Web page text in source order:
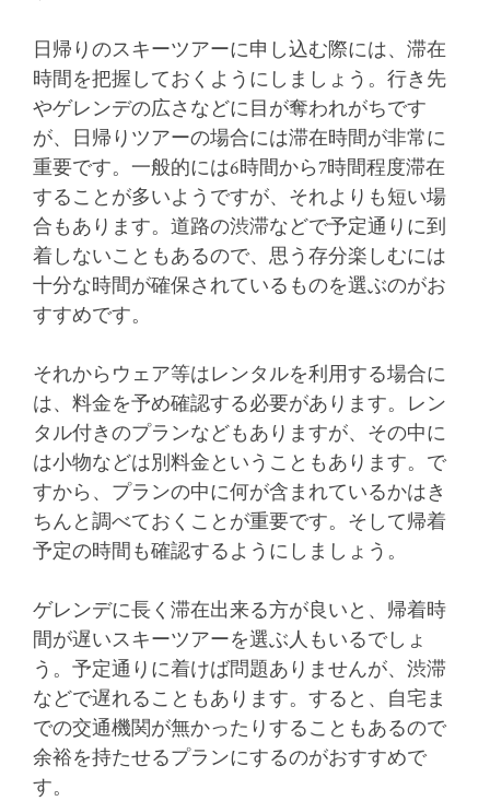
日帰りのスキーツアーに申し込む際には、滞在
時間を把握しておくようにしましょう。行き先
やゲレンデの広さなどに目が奪われがちです
が、日帰りツアーの場合には滞在時間が非常に
重要です。一般的には6時間から7時間程度滞在
することが多いようですが、それよりも短い場
合もあります。道路の渋滞などで予定通りに到
着しないこともあるので、思う存分楽しむには
十分な時間が確保されているものを選ぶのがお
すすめです。
それからウェア等はレンタルを利用する場合に
は、料金を予め確認する必要があります。レン
タル付きのプランなどもありますが、その中に
は小物などは別料金ということもあります。で
すから、プランの中に何が含まれているかはき
ちんと調べておくことが重要です。そして帰着
予定の時間も確認するようにしましょう。
ゲレンデに長く滞在出来る方が良いと、帰着時
間が遅いスキーツアーを選ぶ人もいるでしょ
う。予定通りに着けば問題ありませんが、渋滞
などで遅れることもあります。すると、自宅ま
での交通機関が無かったりすることもあるので
余裕を持たせるプランにするのがおすすめで
す。